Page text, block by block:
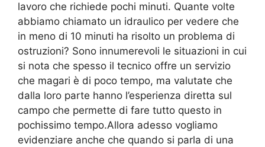
lavoro che richiede pochi minuti. Quante volte
abbiamo chiamato un idraulico per vedere che
in meno di 10 minuti ha risolto un problema di
ostruzioni? Sono innumerevoli le situazioni in cui
si nota che spesso il tecnico offre un servizio
che magari è di poco tempo, ma valutate che
dalla loro parte hanno l’esperienza diretta sul
campo che permette di fare tutto questo in
pochissimo tempo.Allora adesso vogliamo
evidenziare anche che quando si parla di una